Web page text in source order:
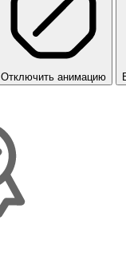
Отключить анимацию